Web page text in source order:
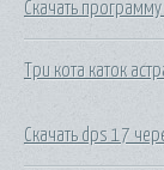
Скачать
Три кота каток
Скачать dps 17